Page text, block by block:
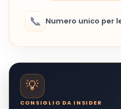
📞 Numero unico per
💡
CONSIGLIO DA INSIDER